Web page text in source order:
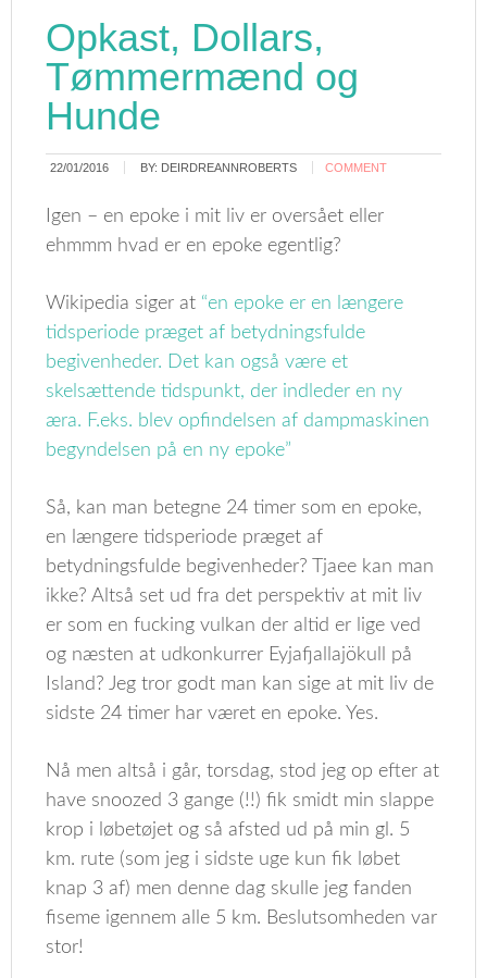
Opkast, Dollars,
Tømmermænd og
Hunde
22/01/2016 BY: DEIRDREANNROBERTS COMMENT
Igen – en epoke i mit liv er oversået eller
ehmmm hvad er en epoke egentlig?
Wikipedia siger at “en epoke er en længere
tidsperiode præget af betydningsfulde
begivenheder. Det kan også være et
skelsættende tidspunkt, der indleder en ny
æra. F.eks. blev opfindelsen af dampmaskinen
begyndelsen på en ny epoke”
Så, kan man betegne 24 timer som en epoke,
en længere tidsperiode præget af
betydningsfulde begivenheder? Tjaee kan man
ikke? Altså set ud fra det perspektiv at mit liv
er som en fucking vulkan der altid er lige ved
og næsten at udkonkurrer Eyjafjallajökull på
Island? Jeg tror godt man kan sige at mit liv de
sidste 24 timer har været en epoke. Yes.
Nå men altså i går, torsdag, stod jeg op efter at
have snoozed 3 gange (!!) fik smidt min slappe
krop i løbetøjet og så afsted ud på min gl. 5
km. rute (som jeg i sidste uge kun fik løbet
knap 3 af) men denne dag skulle jeg fanden
fiseme igennem alle 5 km. Beslutsomheden var
stor!